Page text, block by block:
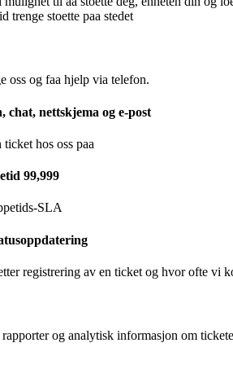
trenge stoette paa stedet
oss og faa hjelp via telefon.
chat, nettskjema og e-post
hos oss paa
99,999
SLA
registrering av en ticket og hvor ofte vi
og analytisk informasjon om